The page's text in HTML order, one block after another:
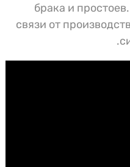
брака и
связи от